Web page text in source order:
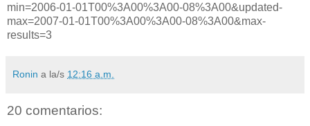
min=2006-01-01T00%3A00%3A00-08%3A00&updated-
max=2007-01-01T00%3A00%3A00-08%3A00&max-
results=3
Ronin a la/s 12:16 a.m.
20 comentarios: